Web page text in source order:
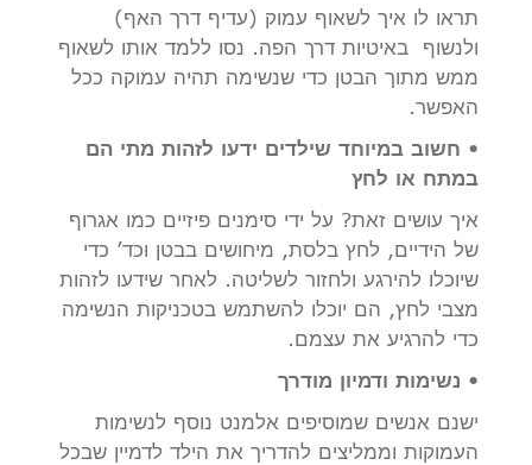
תראו לו איך לשאוף עמוק (עדיף דרך האף)
ולנשוף באיטיות דרך הפה. נסו ללמד אותו לשאוף
ממש מתוך הבטן כדי שנשימה תהיה עמוקה ככל
האפשר.
• חשוב במיוחד שילדים ידעו לזהות מתי הם
במתח או לחץ
איך עושים זאת? על ידי סימנים פיזיים כמו אגרוף
של הידיים, לחץ בלסת, מיחושים בבטן וכד’ כדי
שיוכלו להירגע ולחזור לשליטה. לאחר שידעו לזהות
מצבי לחץ, הם יוכלו להשתמש בטכניקות הנשימה
כדי להרגיע את עצמם.
• נשימות ודמיון מודרך
ישנם אנשים שמוסיפים אלמנט נוסף לנשימות
העמוקות וממליצים להדריך את הילד לדמיין שבכל